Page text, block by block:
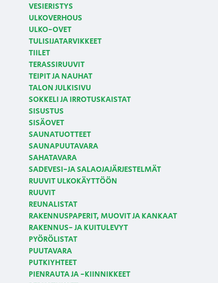
VESIERISTYS
ULKOVERHOUS
ULKO-OVET
TULISIJATARVIKKEET
TIILET
TERASSIRUUVIT
TEIPIT JA NAUHAT
TALON JULKISIVU
SOKKELI JA IRROTUSKAISTAT
SISUSTUS
SISÄOVET
SAUNATUOTTEET
SAUNAPUUTAVARA
SAHATAVARA
SADEVESI-JA SALAOJAJÄRJESTELMÄT
RUUVIT ULKOKÄYTTÖÖN
RUUVIT
REUNALISTAT
RAKENNUSPAPERIT, MUOVIT JA KANKAAT
RAKENNUS- JA KUITULEVYT
PYÖRÖLISTAT
PUUTAVARA
PUTKIYHTEET
PIENRAUTA JA -KIINNIKKEET